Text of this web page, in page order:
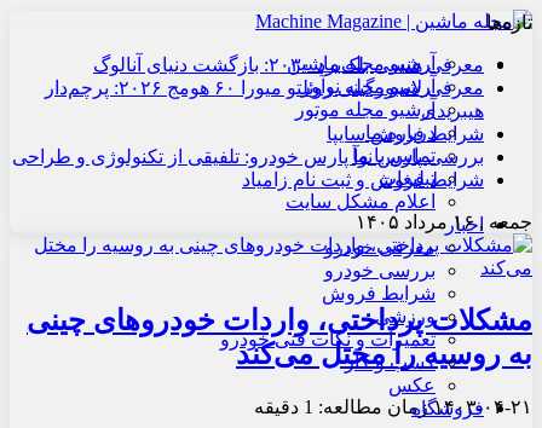
آرشیو مجله ماشین
آرشیو مجله نوآور
آرشیو مجله موتور
درباره ما
تماس با ما
تبلیغات
اعلام مشکل سایت
اخبار
معرفی خودرو
بررسی خودرو
شرایط فروش
ورزشی
تعمیرات و نکات فنی خودرو
کسب و کار
عکس
فروشگاه
تازه‌ها
معرفی هنسی بلک‌برد ۲۰۳۰: بازگشت دنیای آنالوگ
معرفی لامبورگینی روئلتو میورا ۶۰ هومج ۲۰۲۶: پرچم‌دار
هیبریدی
شرایط فروش سایپا
بررسی پارس نوآ پارس خودرو: تلفیقی از تکنولوژی و طراحی
شرایط فروش و ثبت نام زامیاد
جمعه , ۱۶ مرداد ۱۴۰۵
مشکلات پرداختی، واردات خودروهای چینی
به روسیه را مختل می‌کند
۱۴۰۳-۰۴-۲۱زمان مطالعه: 1 دقیقه